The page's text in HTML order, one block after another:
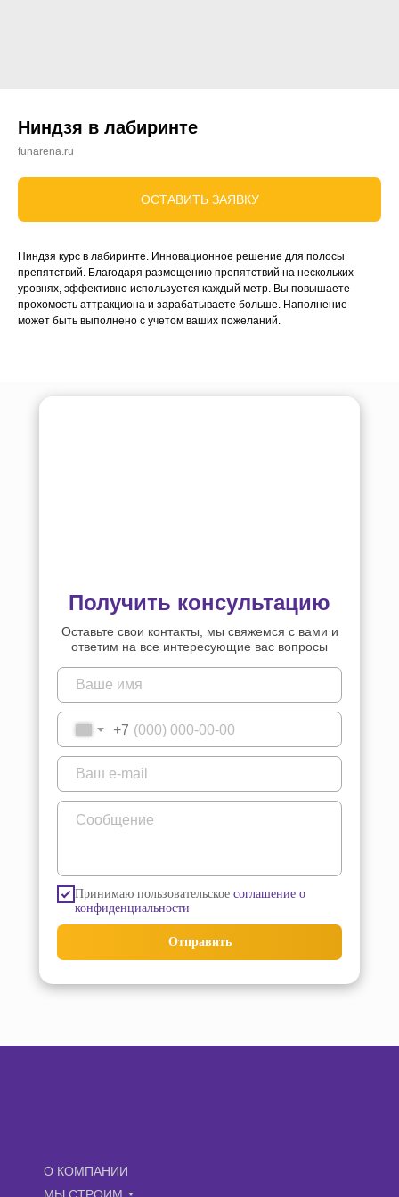
Ниндзя в лабиринте
funarena.ru
ОСТАВИТЬ ЗАЯВКУ
Ниндзя курс в лабиринте. Инновационное решение для полосы
препятствий. Благодаря размещению препятствий на нескольких
уровнях, эффективно используется каждый метр. Вы повышаете
прохомость аттракциона и зарабатываете больше. Наполнение
может быть выполнено с учетом ваших пожеланий.
Получить консультацию
Оставьте свои контакты, мы свяжемся с вами и
ответим на все интересующие вас вопросы
+7
Принимаю пользовательское соглашение о
конфиденциальности
Отправить
О КОМПАНИИ